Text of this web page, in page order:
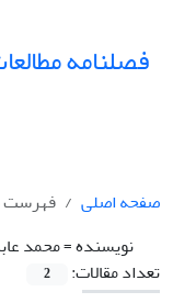
فصلنامه
صفحه اصلی
فهرست
نویسنده =محمد
تعداد مقالات:
2